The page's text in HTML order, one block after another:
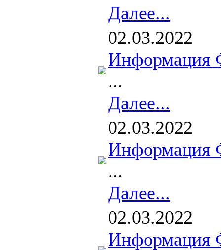
Далее...
02.03.2022
Информация
...
Далее...
02.03.2022
Информация
...
Далее...
02.03.2022
Информация